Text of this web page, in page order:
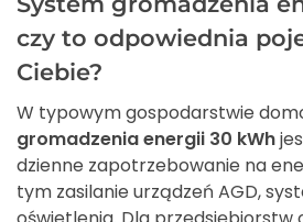
czy to odpowiednia
Ciebie?
W typowym gospodarstwie
gromadzenia energii 30 kWh
dzienne zapotrzebowanie na
tym zasilanie urządzeń AGD,